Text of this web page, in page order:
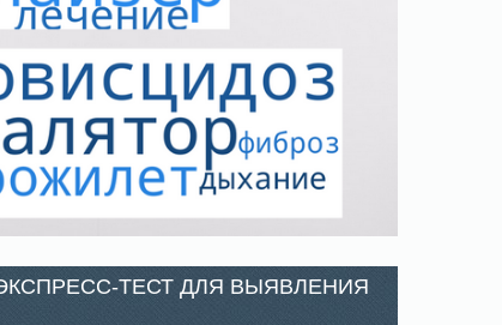
ТЕСТ ДЛЯ ВЫЯВЛЕНИЯ